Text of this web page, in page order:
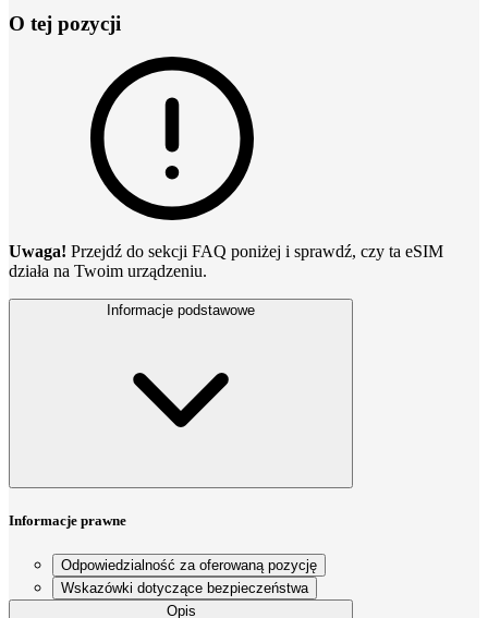
O tej pozycji
Uwaga! Przejdź do sekcji FAQ poniżej i sprawdź, czy ta eSIM
działa na Twoim urządzeniu.
Informacje podstawowe
Informacje prawne
Odpowiedzialność za oferowaną pozycję
Wskazówki dotyczące bezpieczeństwa
Opis